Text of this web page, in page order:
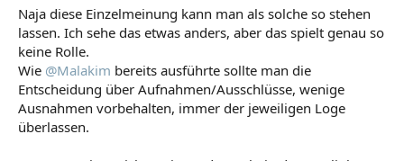
Und warum soll ein Freimaurer-Mann, der merkt er ist
eigentlich eine Frau, nicht weiterhin in der Loge bleiben
können? Auch nach einer Geschlechtsumwandlung?
Vielleicht dann in einer Gemischten oder Frauenloge?
Kann ein homosexueller Mann nicht auch Freimaurer
werden?
Naja diese Einzelmeinung kann man als solche so stehen
lassen. Ich sehe das etwas anders, aber das spielt genau so
keine Rolle.
Wie @Malakim bereits ausführte sollte man die
Entscheidung über Aufnahmen/Ausschlüsse, wenige
Ausnahmen vorbehalten, immer der jeweiligen Loge
überlassen.